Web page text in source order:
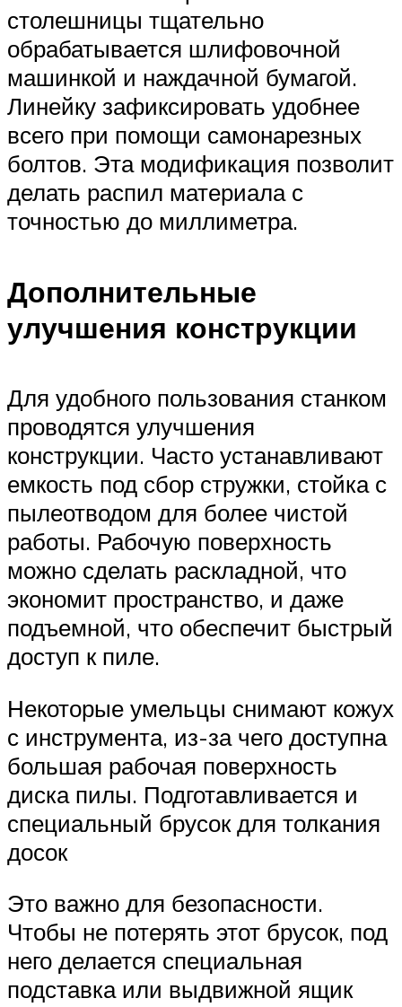
столешницы тщательно
обрабатывается шлифовочной
машинкой и наждачной бумагой.
Линейку зафиксировать удобнее
всего при помощи самонарезных
болтов. Эта модификация позволит
делать распил материала с
точностью до миллиметра.
Дополнительные
улучшения конструкции
Для удобного пользования станком
проводятся улучшения
конструкции. Часто устанавливают
емкость под сбор стружки, стойка с
пылеотводом для более чистой
работы. Рабочую поверхность
можно сделать раскладной, что
экономит пространство, и даже
подъемной, что обеспечит быстрый
доступ к пиле.
Некоторые умельцы снимают кожух
с инструмента, из-за чего доступна
большая рабочая поверхность
диска пилы. Подготавливается и
специальный брусок для толкания
досок
Это важно для безопасности.
Чтобы не потерять этот брусок, под
него делается специальная
подставка или выдвижной ящик